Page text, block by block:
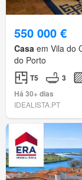
550 000 €
Casa em Vila do
do Porto
T5 3
Há 30+ dias
IDEALISTA.PT